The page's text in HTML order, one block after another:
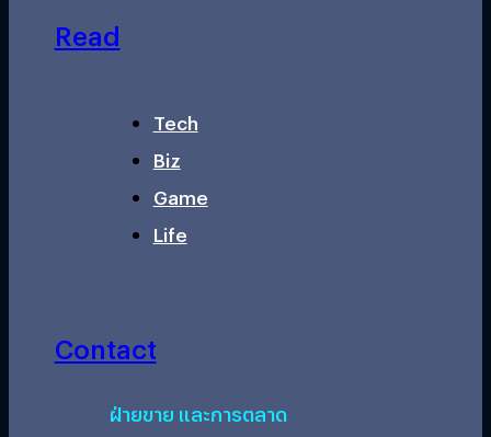
Read
Tech
Biz
Game
Life
Contact
ฝ่ายขาย และการตลาด